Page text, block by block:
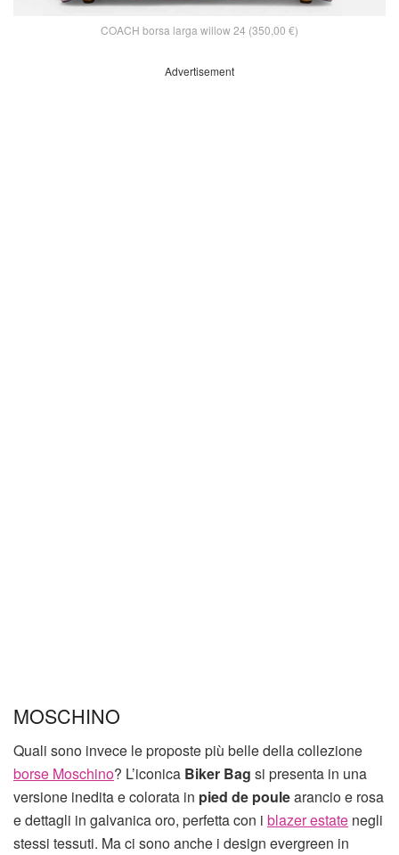
COACH borsa larga willow 24 (350,00 €)
Advertisement
MOSCHINO
Quali sono invece le proposte più belle della collezione
borse Moschino? L’iconica Biker Bag si presenta in una
versione inedita e colorata in pied de poulearancio e rosa
e dettagli in galvanica oro, perfetta con i blazer estate negli
stessi tessuti. Ma ci sono anche i design evergreen in